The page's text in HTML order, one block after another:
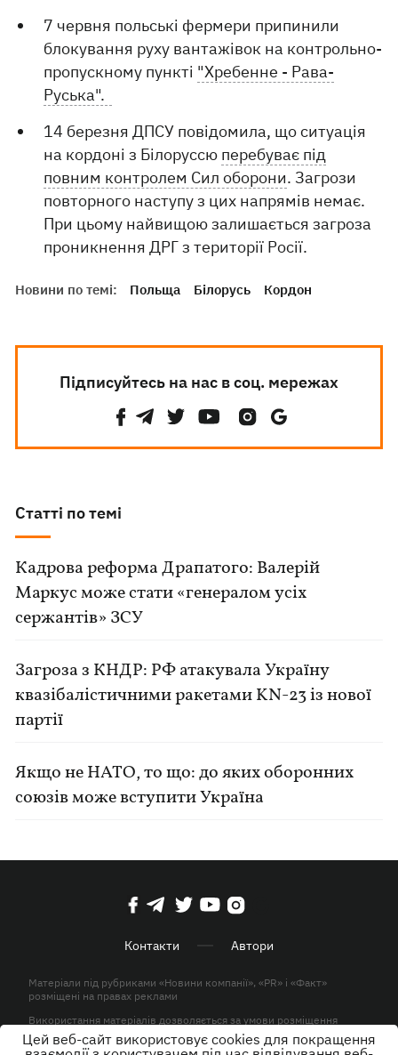
7 червня польські фермери припинили
блокування руху вантажівок на контрольно-
пропускному пункті "Хребенне - Рава-
Руська".
14 березня ДПСУ повідомила, що ситуація
на кордоні з Білоруссю перебуває під
повним контролем Сил оборони. Загрози
повторного наступу з цих напрямів немає.
При цьому найвищою залишається загроза
проникнення ДРГ з території Росії.
Новини по темі: Польща Білорусь Кордон
Підписуйтесь на нас в соц. мережах
Статті по темі
Кадрова реформа Драпатого: Валерій
Маркус може стати «генералом усіх
сержантів» ЗСУ
Загроза з КНДР: РФ атакувала Україну
квазібалістичними ракетами KN-23 із нової
партії
Якщо не НАТО, то що: до яких оборонних
союзів може вступити Україна
Контакти Автори
Матеріали під рубриками «Новини компанії», «PR» і «Факт»
розміщені на правах реклами
Використання матеріалів дозволяється за умови розміщення
активного гіперпосилання на KP.UA в першому абзаці.
Цей веб-сайт використовує cookies для покращення